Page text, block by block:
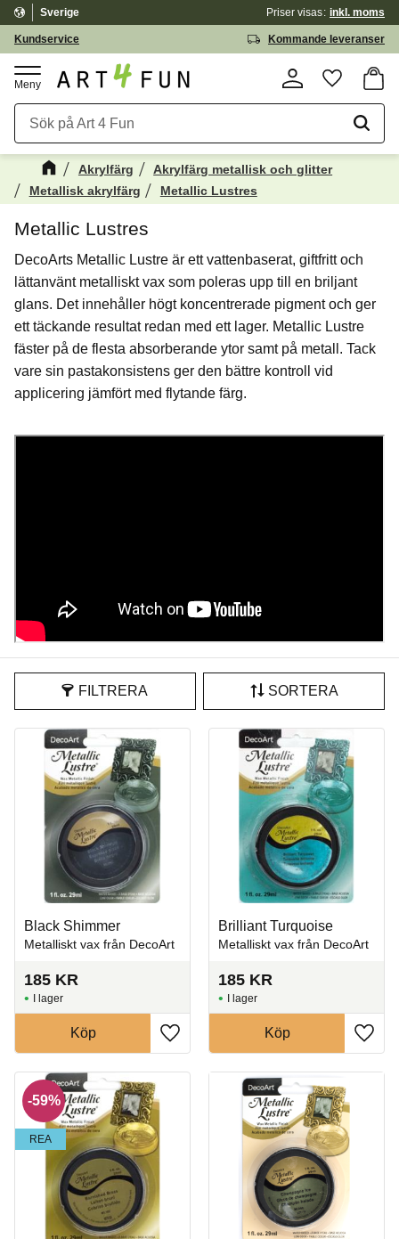
Meny
Kundservice Kommande leveranser
Sverige Priser visas inkl. moms
Akrylfärg
Akrylfärg metallisk och glitter
Metallisk akrylfärg
Metallic Lustres
Metallic Lustres
DecoArts Metallic Lustre är ett vattenbaserat, giftfritt och
lättanvänt metalliskt vax som poleras upp till en briljant
glans. Det innehåller högt koncentrerade pigment och ger
ett täckande resultat redan med ett lager. Metallic Lustre
fäster på de flesta absorberande ytor samt på metall. Tack
vare sin pastakonsistens ger den bättre kontroll vid
applicering jämfört med flytande färg.
FILTRERA SORTERA
Black Shimmer
Metalliskt vax från DecoArt
185 KR
Lägg till i favoriter
I lager
Köp
Brilliant Turquoise
Metalliskt vax från DecoArt
185 KR
Lägg
I lager
Köp
59%
REA